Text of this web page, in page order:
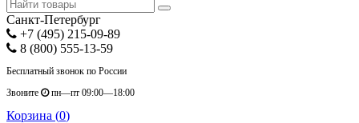
Санкт-Петербург
+7 (495) 215-09-89
8 (800) 555-13-59
Бесплатный звонок по России
Звоните
пн—пт 09:00—18:00
Корзина (0)